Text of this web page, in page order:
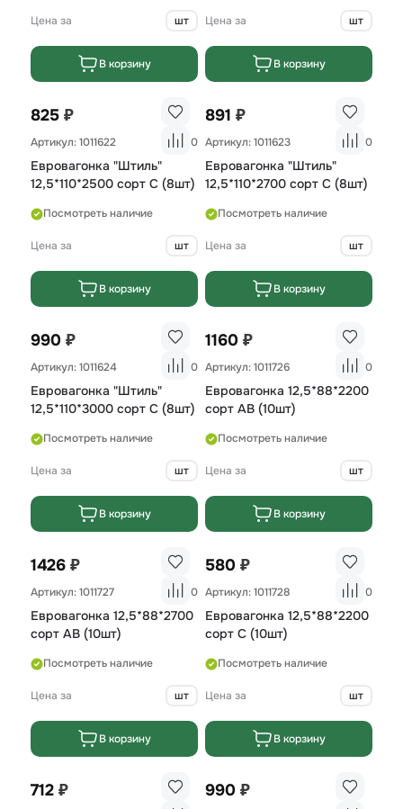
Цена за шт
В корзину
Цена за шт
В корзину
825 ₽
Артикул: 1011622 0
Евровагонка "Штиль"
12,5*110*2500 сорт С (8шт)
Посмотреть наличие
Цена за шт
В корзину
891 ₽
Артикул: 1011623 0
Евровагонка "Штиль"
12,5*110*2700 сорт С (8шт)
Посмотреть наличие
Цена за шт
В корзину
990 ₽
Артикул: 1011624 0
Евровагонка "Штиль"
12,5*110*3000 сорт С (8шт)
Посмотреть наличие
Цена за шт
В корзину
1160 ₽
Артикул: 1011726 0
Евровагонка 12,5*88*2200
сорт AB (10шт)
Посмотреть наличие
Цена за шт
В корзину
1426 ₽
Артикул: 1011727 0
Евровагонка 12,5*88*2700
сорт AB (10шт)
Посмотреть наличие
Цена за шт
В корзину
580 ₽
Артикул: 1011728 0
Евровагонка 12,5*88*2200
сорт С (10шт)
Посмотреть наличие
Цена за шт
В корзину
712 ₽ 990 ₽